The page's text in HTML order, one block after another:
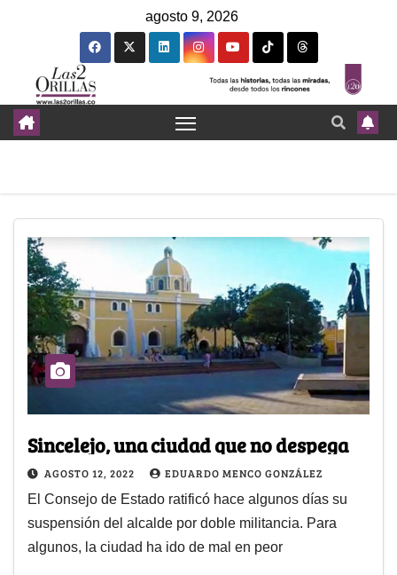
agosto 9, 2026
Sincelejo, una ciudad que no despega
AGOSTO 12, 2022 EDUARDO MENCO GONZÁLEZ
El Consejo de Estado ratificó hace algunos días su
suspensión del alcalde por doble militancia. Para
algunos, la ciudad ha ido de mal en peor